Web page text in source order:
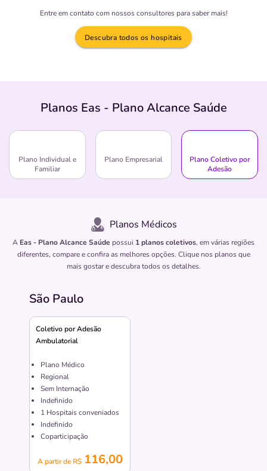
Entre em contato com nossos consultores para saber mais!
Descubra todos os hospitais
Planos Eas - Plano Alcance Saúde
Plano Individual e
Familiar
Plano Empresarial
Plano Coletivo por
Adesão
Planos Médicos
A Eas - Plano Alcance Saúde possui 1 planos coletivos, em várias regiões
diferentes, compare e confira as melhores opções. Clique nos planos que
mais gostar e descubra todos os detalhes.
São Paulo
Coletivo por Adesão
Ambulatorial
Plano Médico
Regional
Sem Internação
Indefinido
1 Hospitais conveniados
Indefinido
Coparticipação
A partir de R$ 116,00